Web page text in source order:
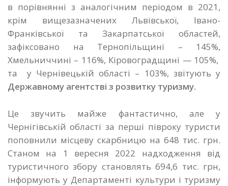
в порівнянні з аналогічним періодом в 2021,
крім вищезазначених Львівської, Івано-
Франківської та Закарпатської областей,
зафіксовано на Тернопільщині – 145%,
Хмельниччині – 116%, Кіровоградщині — 105%,
та у Чернівецькій області – 103%, звітують у
Державному агентстві з розвитку туризму.
Це звучить майже фантастично, але у
Чернігівській області за перші півроку туристи
поповнили місцеву скарбницю на 648 тис. грн.
Станом на 1 вересня 2022 надходження від
туристичного збору становлять 694,6 тис. грн,
інформують у Департаменті культури і туризму